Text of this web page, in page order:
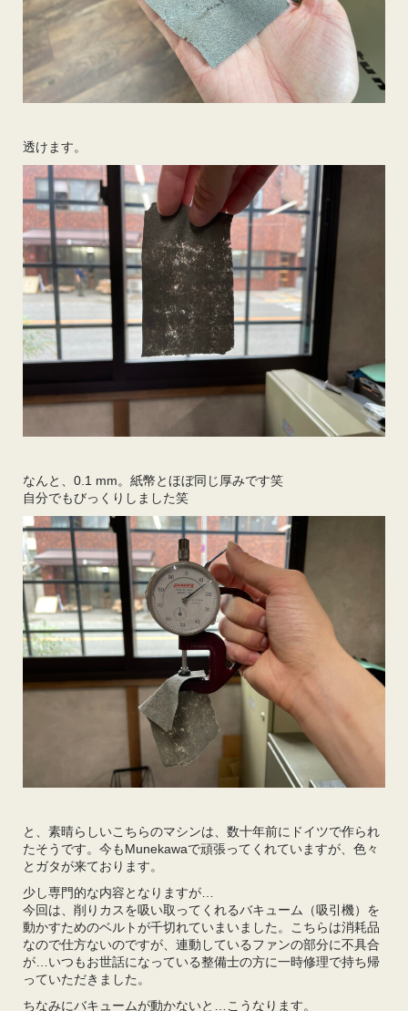
透けます。
なんと、0.1 mm。紙幣とほぼ同じ厚みです笑
自分でもびっくりしました笑
と、素晴らしいこちらのマシンは、数十年前にドイツで作られ
たそうです。今もMunekawaで頑張ってくれていますが、色々
とガタが来ております。
少し専門的な内容となりますが…
今回は、削りカスを吸い取ってくれるバキューム（吸引機）を
動かすためのベルトが千切れていまいました。こちらは消耗品
なので仕方ないのですが、連動しているファンの部分に不具合
が…いつもお世話になっている整備士の方に一時修理で持ち帰
っていただきました。
ちなみにバキュームが動かないと…こうなります。